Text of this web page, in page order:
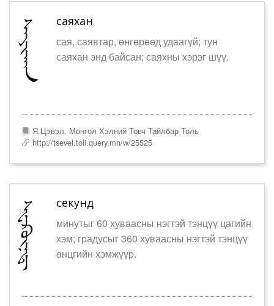
саяхан
сая, саявтар, өнгөрөөд удаагүй; тун
саяхан энд байсан; саяхны хэрэг шүү.
Я.Цэвэл. Монгол Хэлний Товч Тайлбар Толь
http://tsevel.toli.query.mn/w/25525
секунд
минутыг 60 хуваасны нэгтэй тэнцүү цагийн
хэм; градусыг 360 хуваасны нэгтэй тэнцүү
өнцгийн хэмжүүр.